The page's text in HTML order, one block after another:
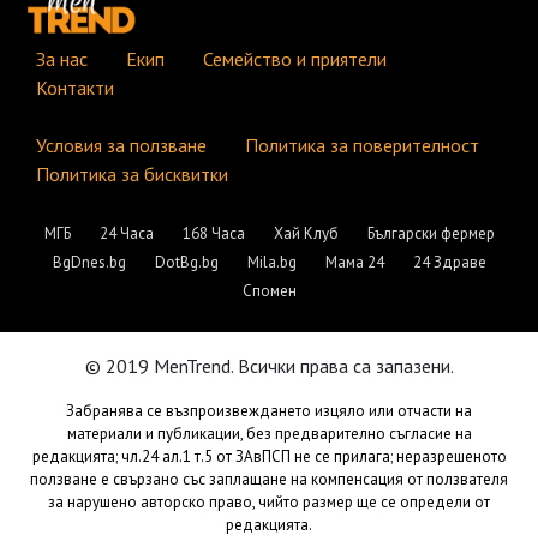
За нас Екип
Семейство и приятели
Контакти
Условия за ползване
Политика за поверителност
Политика за бисквитки
МГБ 24 Часа 168 Часа Хай Клуб
Български фермер
BgDnes.bg
DotBg.bg Mila.bg Мама 24
24 Здраве
Спомен
© 2019 MenTrend. Всички права са запазени.
Забранява се възпроизвеждането изцяло или отчасти на
материали и публикации, без предварително съгласие на
редакцията; чл.24 ал.1 т.5 от ЗАвПСП не се прилага; неразрешеното
ползване е свързано със заплащане на компенсация от ползвателя
за нарушено авторско право, чийто размер ще се определи от
редакцията.